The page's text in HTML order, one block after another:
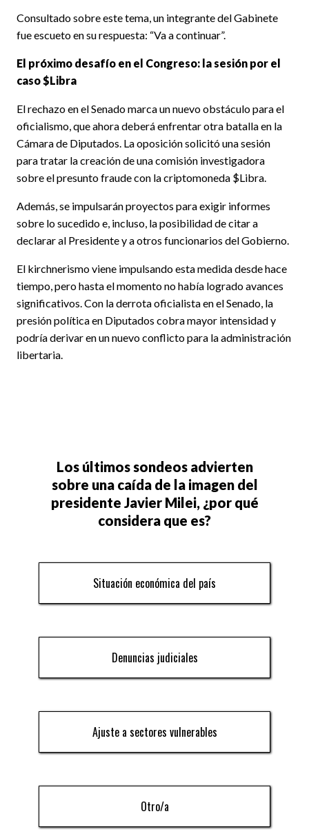
Consultado sobre este tema, un integrante del Gabinete
fue escueto en su respuesta: “Va a continuar”.
El próximo desafío en el Congreso: la sesión por el
caso $Libra
El rechazo en el Senado marca un nuevo obstáculo para el
oficialismo, que ahora deberá enfrentar otra batalla en la
Cámara de Diputados. La oposición solicitó una sesión
para tratar la creación de una comisión investigadora
sobre el presunto fraude con la criptomoneda $Libra.
Además, se impulsarán proyectos para exigir informes
sobre lo sucedido e, incluso, la posibilidad de citar a
declarar al Presidente y a otros funcionarios del Gobierno.
El kirchnerismo viene impulsando esta medida desde hace
tiempo, pero hasta el momento no había logrado avances
significativos. Con la derrota oficialista en el Senado, la
presión política en Diputados cobra mayor intensidad y
podría derivar en un nuevo conflicto para la administración
libertaria.
Los últimos sondeos advierten
sobre una caída de la imagen del
presidente Javier Milei, ¿por qué
considera que es?
Situación económica del país
Denuncias judiciales
Ajuste a sectores vulnerables
Otro/a